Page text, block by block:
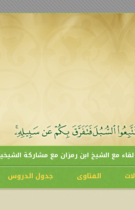
الشيخ ابن رمزان مع مشاركة الشيخين
الفتاوى جدول الدروس